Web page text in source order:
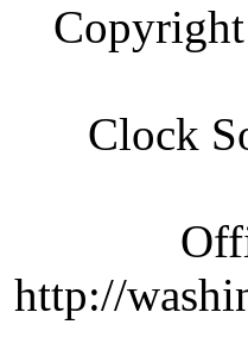
Clock
http://